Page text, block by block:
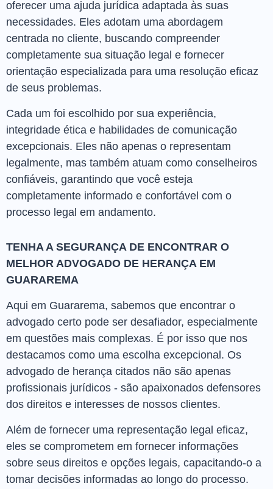
oferecer uma ajuda jurídica adaptada às suas
necessidades. Eles adotam uma abordagem
centrada no cliente, buscando compreender
completamente sua situação legal e fornecer
orientação especializada para uma resolução eficaz
de seus problemas.
Cada um foi escolhido por sua experiência,
integridade ética e habilidades de comunicação
excepcionais. Eles não apenas o representam
legalmente, mas também atuam como conselheiros
confiáveis, garantindo que você esteja
completamente informado e confortável com o
processo legal em andamento.
TENHA A SEGURANÇA DE ENCONTRAR O
MELHOR ADVOGADO DE HERANÇA EM
GUARAREMA
Aqui em Guararema, sabemos que encontrar o
advogado certo pode ser desafiador, especialmente
em questões mais complexas. É por isso que nos
destacamos como uma escolha excepcional. Os
advogado de herança citados não são apenas
profissionais jurídicos - são apaixonados defensores
dos direitos e interesses de nossos clientes.
Além de fornecer uma representação legal eficaz,
eles se comprometem em fornecer informações
sobre seus direitos e opções legais, capacitando-o a
tomar decisões informadas ao longo do processo.